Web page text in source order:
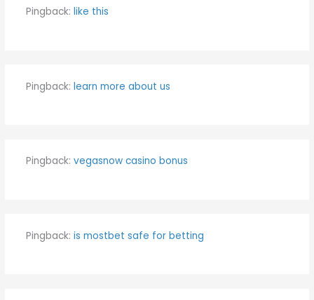
Pingback: like this
Pingback: learn more about us
Pingback: vegasnow casino bonus
Pingback: is mostbet safe for betting